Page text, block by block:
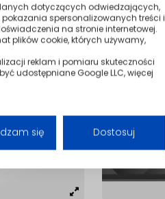
dotyczących odwiedzających,
spersonalizowanych treści i
na stronie internetowej.
plików cookie, których używamy,
reklam i pomiaru skuteczności
udostępniane Google LLC, więcej
się Dostosuj